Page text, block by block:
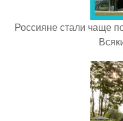
Россияне стали чаще